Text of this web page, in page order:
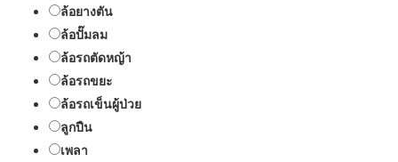
ล้อยางตัน
ล้อปั๊มลม
ล้อรถตัดหญ้า
ล้อรถขยะ
ล้อรถเข็นผู้ป่วย
ลูกปืน
เพลา